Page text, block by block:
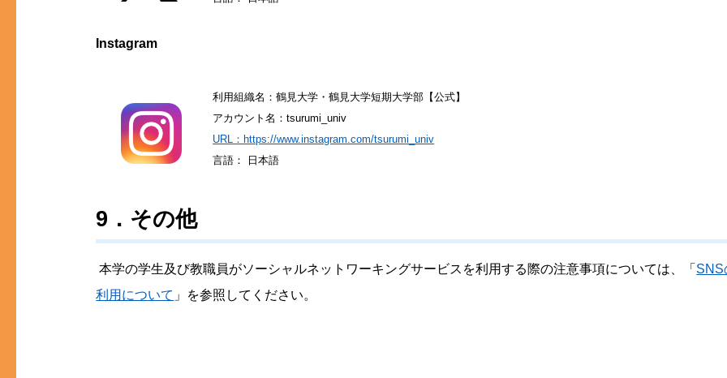
Instagram
利用組織名：鶴見大学・鶴見大学短期大学部【公式】
アカウント名：tsurumi_univ
URL：https://www.instagram.com/tsurumi_univ
言語： 日本語
9．その他
本学の学生及び教職員がソーシャルネットワーキングサービスを利用する際の注意事項については、「 SNS
利用について 」を参照してください。